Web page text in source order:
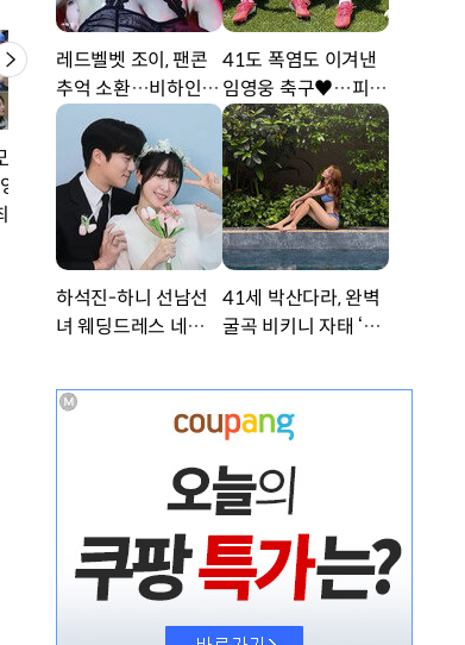
옥?…윤
화배우’
초 공개(조
김승현♥장정윤 시어
머니 백옥자vs시삼촌
김경중 갈등 폭발(걸환
장)
김현주vs길해연,
만의 ‘일촉즉발’ 조
예고(트롤리)
레드벨벳 조이, 팬콘
추억 소환…비하인드
공개 [DA★]
41도 폭염도 이겨낸
임영웅 축구♥…피지
컬 난리 [DA★]
하석진-하니 선남선
녀 웨딩드레스 네컷사
★]
41세 박산다라, 완벽
굴곡 비키니 자태 ‘부